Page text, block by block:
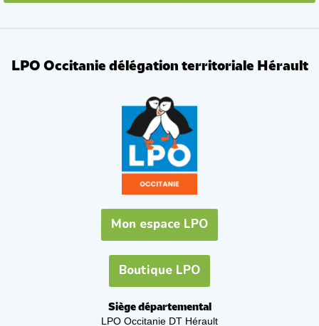
LPO Occitanie délégation territoriale Hérault
Mon espace LPO
Boutique LPO
Siège départemental
LPO Occitanie DT Hérault